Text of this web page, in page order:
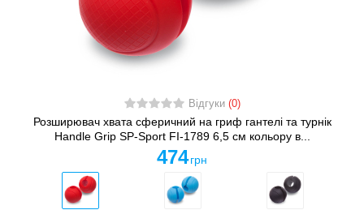
Відгуки (0)
Розширювач хвата сферичний на гриф гантелі та турнік
Handle Grip SP-Sport FI-1789 6,5 см кольору в...
474 грн